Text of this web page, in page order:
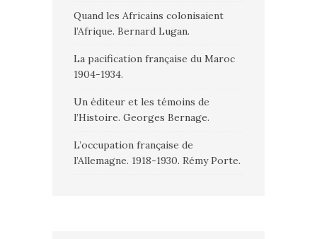
Quand les Africains colonisaient
l’Afrique. Bernard Lugan.
La pacification française du Maroc
1904-1934.
Un éditeur et les témoins de
l’Histoire. Georges Bernage.
L’occupation française de
l’Allemagne. 1918-1930. Rémy Porte.